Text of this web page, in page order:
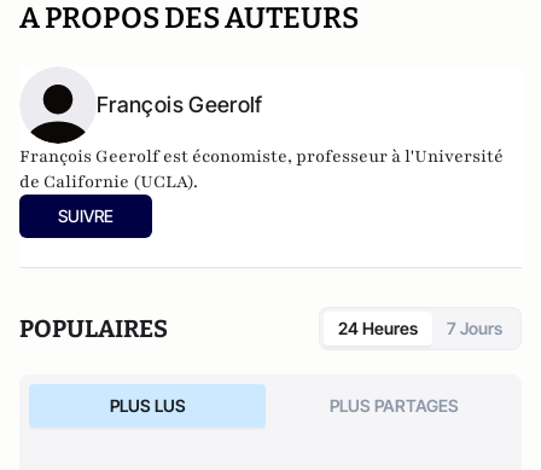
A PROPOS DES AUTEURS
François Geerolf
François Geerolf est économiste, professeur à l'Université
de Californie (UCLA).
SUIVRE
POPULAIRES 24 Heures 7 Jours
PLUS LUS PLUS PARTAGES